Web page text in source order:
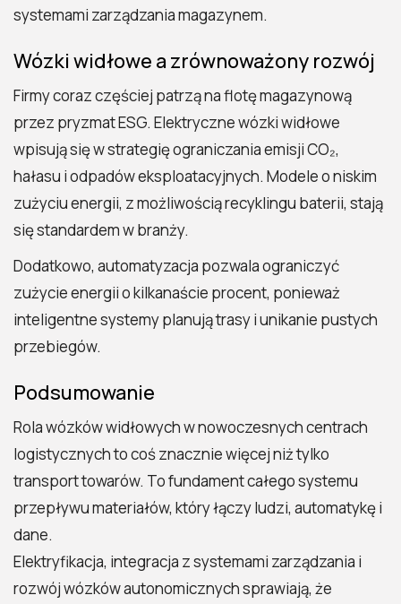
systemami zarządzania magazynem.
Wózki widłowe a zrównoważony rozwój
Firmy coraz częściej patrzą na flotę magazynową
przez pryzmat ESG. Elektryczne wózki widłowe
wpisują się w strategię ograniczania emisji CO₂,
hałasu i odpadów eksploatacyjnych. Modele o niskim
zużyciu energii, z możliwością recyklingu baterii, stają
się standardem w branży.
Dodatkowo, automatyzacja pozwala ograniczyć
zużycie energii o kilkanaście procent, ponieważ
inteligentne systemy planują trasy i unikanie pustych
przebiegów.
Podsumowanie
Rola wózków widłowych w nowoczesnych centrach
logistycznych to coś znacznie więcej niż tylko
transport towarów. To fundament całego systemu
przepływu materiałów, który łączy ludzi, automatykę i
dane.
Elektryfikacja, integracja z systemami zarządzania i
rozwój wózków autonomicznych sprawiają, że